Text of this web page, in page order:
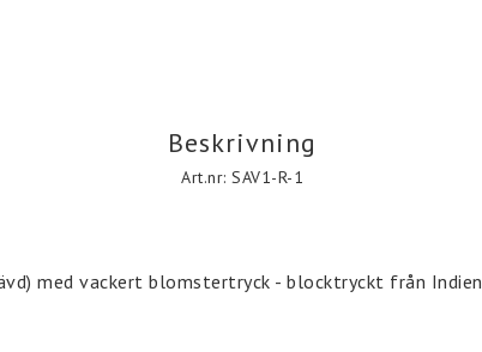
Beskrivning
Art.nr: SAV1-R-1
med vackert blomstertryck - blocktryckt från Indien